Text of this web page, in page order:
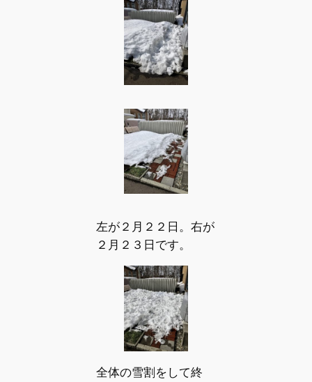
左が２月２２日。右が
２月２３日です。
全体の雪割をして終